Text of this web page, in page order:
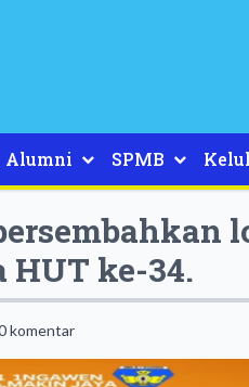
Alumni SPMB
HUT ke-34.
komentar